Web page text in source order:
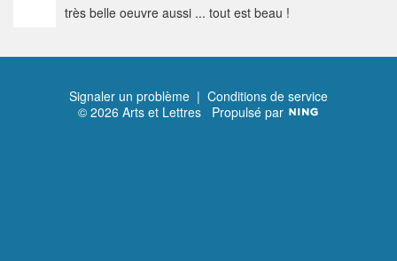
très belle oeuvre aussi ... tout est beau !
Signaler un problème | Conditions de service
© 2026 Arts et Lettres Propulsé par